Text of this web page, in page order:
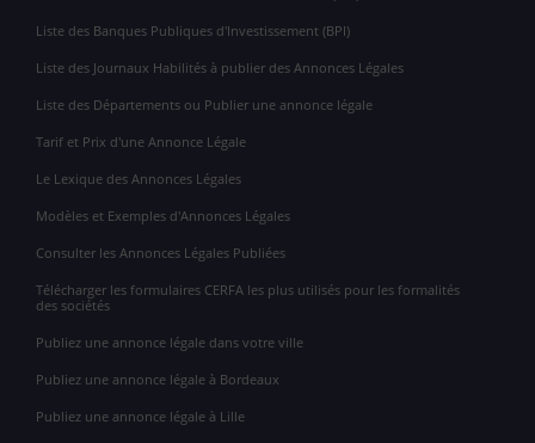
Liste des Banques Publiques d'Investissement (BPI)
Liste des Journaux Habilités à publier des Annonces Légales
Liste des Départements ou Publier une annonce légale
Tarif et Prix d'une Annonce Légale
Le Lexique des Annonces Légales
Modèles et Exemples d'Annonces Légales
Consulter les Annonces Légales Publiées
Télécharger les formulaires CERFA les plus utilisés pour les formalités
des sociétés
Publiez une annonce légale dans votre ville
Publiez une annonce légale à Bordeaux
Publiez une annonce légale à Lille